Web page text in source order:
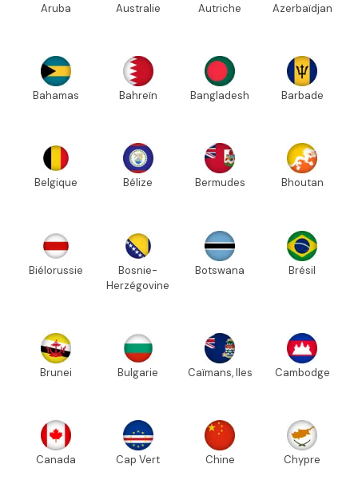
Aruba Australie Autriche Azerbaïdjan
Bahamas Bahreïn Bangladesh Barbade
Belgique Bélize Bermudes Bhoutan
Biélorussie
Bosnie-
Herzégovine
Botswana Brésil
Brunei Bulgarie Caïmans, Iles Cambodge
Canada Cap Vert Chine Chypre